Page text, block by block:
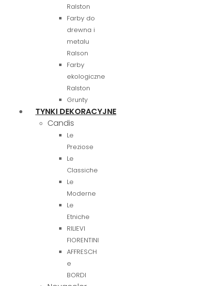
Ralston
Farby do
drewna i
metalu
Ralson
Farby
ekologiczne
Ralston
Grunty
TYNKI DEKORACYJNE
Candis
Le
Preziose
Le
Classiche
Le
Moderne
Le
Etniche
RILIEVI
FIORENTINI
AFFRESCH
e
BORDI